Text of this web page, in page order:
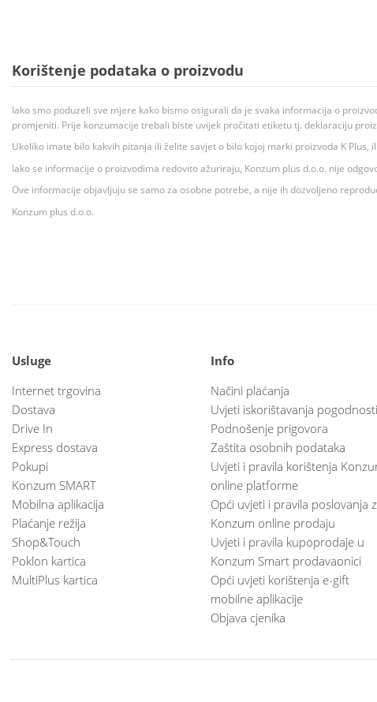
Korištenje podataka o proizvodu
Iako smo poduzeli sve mjere kako bismo osigurali da je svaka informacija o
promjeniti. Prije konzumacije trebali biste uvijek pročitati etiketu tj. deklaraciju
Ukoliko imate bilo kakvih pitanja ili želite savjet o bilo kojoj marki proizvoda K
Iako se informacije o proizvodima redovito ažuriraju, Konzum plus d.o.o. nije
Ove informacije objavljuju se samo za osobne potrebe, a nije ih dozvoljeno
Konzum plus d.o.o.
Usluge
Internet trgovina
Dostava
Drive In
Express dostava
Pokupi
Konzum SMART
Mobilna aplikacija
Plaćanje režija
Shop&Touch
Poklon kartica
MultiPlus kartica
Info
Načini plaćanja
Uvjeti iskorištavanja pogodnosti
Podnošenje prigovora
Zaštita osobnih podataka
Uvjeti i pravila korištenja
online platforme
Opći uvjeti i pravila poslovanja
Konzum online prodaju
Uvjeti i pravila kupoprodaje u
Konzum Smart prodavaonici
Opći uvjeti korištenja e-gift
mobilne aplikacije
Objava cjenika